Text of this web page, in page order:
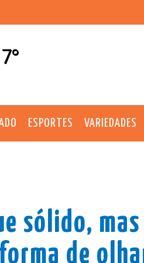
ESPORTES VARIEDADES
sólido, mas
de